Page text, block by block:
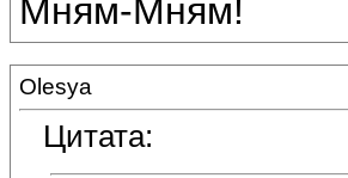
Мням-Мням!
Olesya
Цитата: